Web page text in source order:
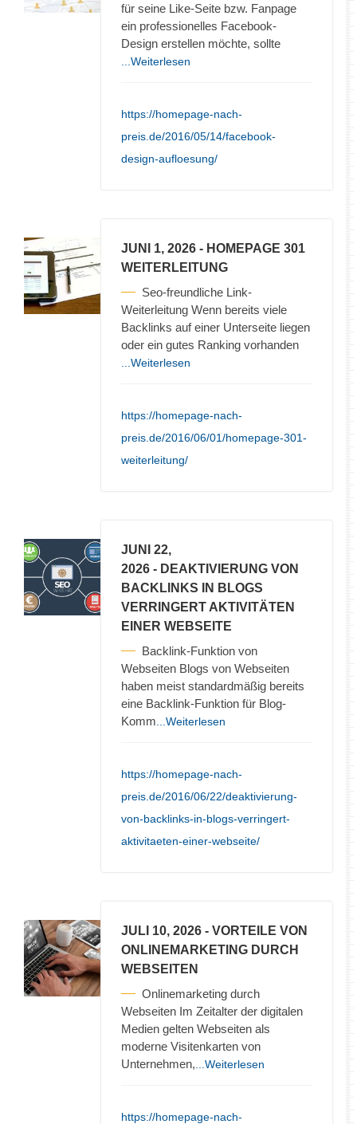
für seine Like-Seite bzw. Fanpage
ein professionelles Facebook-
Design erstellen möchte, sollte
...Weiterlesen
https://homepage-nach-
preis.de/2016/05/14/facebook-
design-aufloesung/
JUNI 1, 2026 - HOMEPAGE 301
WEITERLEITUNG
Seo-freundliche Link-
Weiterleitung Wenn bereits viele
Backlinks auf einer Unterseite liegen
oder ein gutes Ranking vorhanden
...Weiterlesen
https://homepage-nach-
preis.de/2016/06/01/homepage-301-
weiterleitung/
JUNI 22,
2026 - DEAKTIVIERUNG VON
BACKLINKS IN BLOGS
VERRINGERT AKTIVITÄTEN
EINER WEBSEITE
Backlink-Funktion von
Webseiten Blogs von Webseiten
haben meist standardmäßig bereits
eine Backlink-Funktion für Blog-
Komm ...Weiterlesen
https://homepage-nach-
preis.de/2016/06/22/deaktivierung-
von-backlinks-in-blogs-verringert-
aktivitaeten-einer-webseite/
JULI 10, 2026 - VORTEILE VON
ONLINEMARKETING DURCH
WEBSEITEN
Onlinemarketing durch
Webseiten Im Zeitalter der digitalen
Medien gelten Webseiten als
moderne Visitenkarten von
Unternehmen, ...Weiterlesen
https://homepage-nach-